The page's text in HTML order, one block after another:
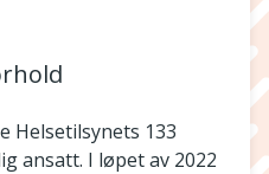
Helsetilsynets 133
ansatt. I løpet av 2022